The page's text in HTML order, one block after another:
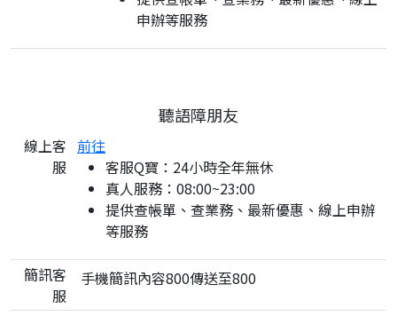
申辦等服務
聽語障朋友
線上客
服
前往
客服Q寶：24小時全年無休
真人服務：08:00~23:00
提供查帳單、查業務、最新優惠、線上申辦
等服務
簡訊客
服
手機簡訊內容800傳送至800